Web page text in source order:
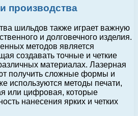
производства
шильдов также играет важную
и долговечного изделия.
методов является
создавать точные и четкие
материалах. Лазерная
получить сложные формы и
используются методы печати,
или цифровая, которые
нанесения ярких и четких